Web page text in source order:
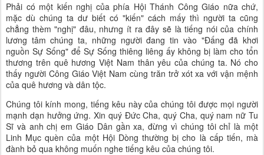
Phải có một kiến nghị của phía Hội Thánh Công Giáo nữa chứ,
mặc dù chúng ta dư biết có "kiến" cách mấy thì người ta cũng
chẳng thèm "nghị" đâu, nhưng ít ra đây sẽ là tiếng nói của chính
lương tâm chúng ta, những người đang tin vào "Đấng đã khơi
nguồn Sự Sống" để Sự Sống thiêng liêng ấy không bị làm cho tổn
thương trên quê hương Việt Nam thân yêu của chúng ta. Nó cho
thấy người Công Giáo Việt Nam cùng trăn trở xót xa với vận mệnh
của quê hương và dân tộc.
Chúng tôi kính mong, tiếng kêu này của chúng tôi được mọi người
mạnh dạn hưởng ứng. Xin quý Đức Cha, quý Cha, quý nam nữ Tu
Sĩ và anh chị em Giáo Dân gần xa, đừng vì chúng tôi chỉ là một
Linh Mục quèn của một Hội Dòng thường bị cho là cấp tiến, mà
đành bỏ qua không muốn nghe tiếng kêu của chúng tôi.